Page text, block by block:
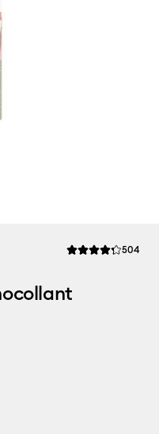
La note moyenne
504